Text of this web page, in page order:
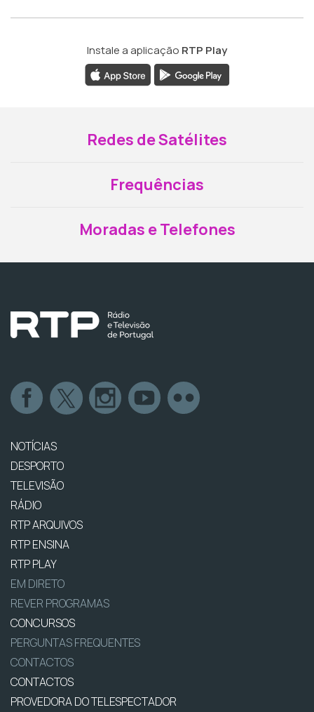
Instale a aplicação RTP Play
Redes de Satélites
Frequências
Moradas e Telefones
NOTÍCIAS
DESPORTO
TELEVISÃO
RÁDIO
RTP ARQUIVOS
RTP ENSINA
RTP PLAY
EM DIRETO
REVER PROGRAMAS
CONCURSOS
PERGUNTAS FREQUENTES
CONTACTOS
CONTACTOS
PROVEDORA DO TELESPECTADOR